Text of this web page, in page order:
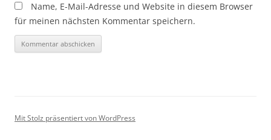
Name, E-Mail-Adresse und Website in diesem Browser
für meinen nächsten Kommentar speichern.
Mit Stolz präsentiert von WordPress